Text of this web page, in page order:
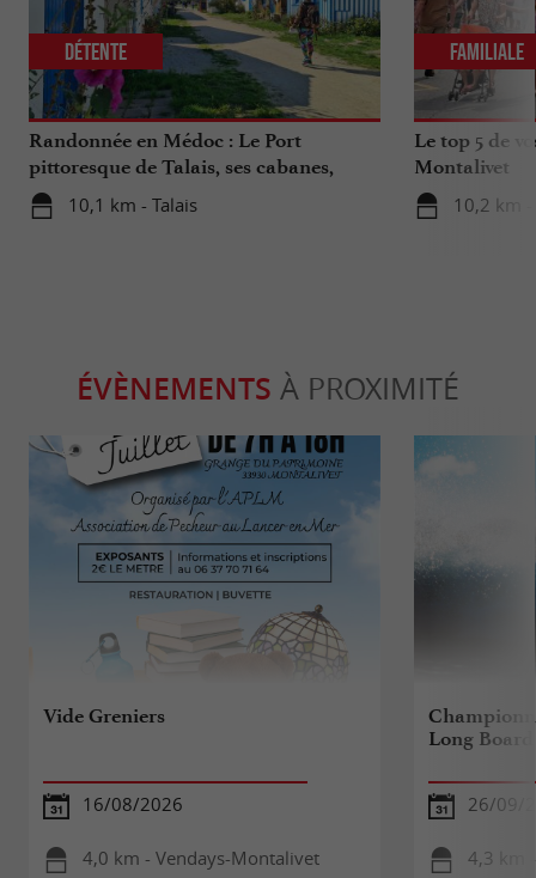
Randonnée en Médoc : Le Port
pittoresque de Talais, ses cabanes,
artisans et huîtres
10,1 km - Talais
Détente
Le top 5 de
Montalivet
10,2 km
Familiale
ÉVÈNEMENTS À PROXIMITÉ
Vide Greniers
16/08/2026
4,0 km - Vendays-Montalivet
Long Board
26/09/
4,3 km